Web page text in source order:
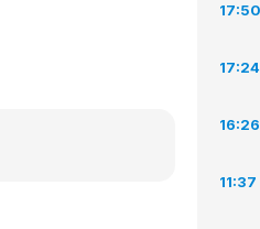
17:50
17:24
16:26
11:37